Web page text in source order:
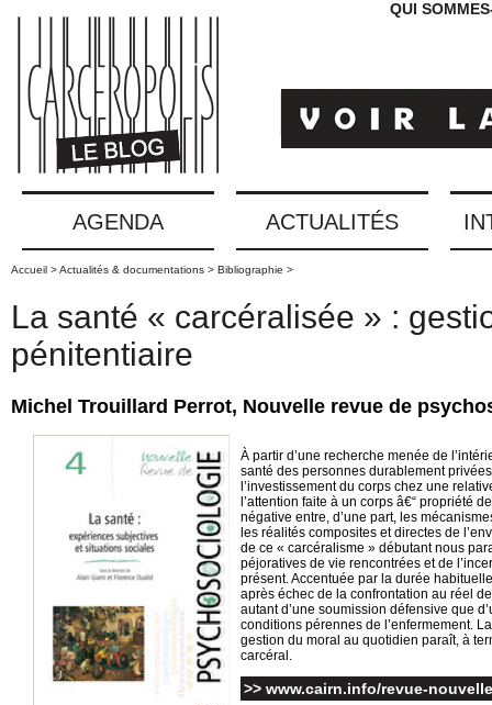
QUI
AGENDA ACTUALITÉS
Accueil >Actualités & documentations > Bibliographie >
La santé « carcéralisée » :
pénitentiaire
Michel Trouillard Perrot, Nouvelle revue de
À partir d’une recherche menée de
santé des personnes durablement
l’investissement du corps chez une
l’attention faite à un corps â€“ propriété
négative entre, d’une part, les
les réalités composites et directes de
de ce « carcéralisme » débutant nous
péjoratives de vie rencontrées et de
présent. Accentuée par la durée
après échec de la confrontation au réel
autant d’une soumission défensive que
conditions pérennes de l’enfermement.
gestion du moral au quotidien paraît, à
carcéral.
>> www.cairn.info/revue-